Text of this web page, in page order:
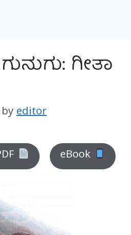
ಗೀತಾ
by editor
eBook